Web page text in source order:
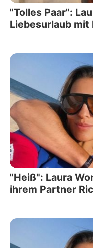
"Tolles Paar":
Liebesurlaub mit
"Heiß": Laura
ihrem Partner